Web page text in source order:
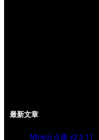
最新文章
Mine云点播 v2.3.11